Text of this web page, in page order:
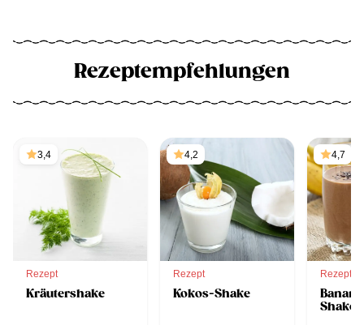
Rezeptempfehlungen
3,4
Rezept
Kräutershake
4,2
Rezept
Kokos-Shake
4,7
Rezept
Shake